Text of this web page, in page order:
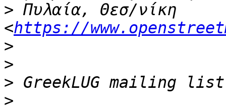
> Πυλαία, Θεσ/νίκη
<https://
>
>
>
>